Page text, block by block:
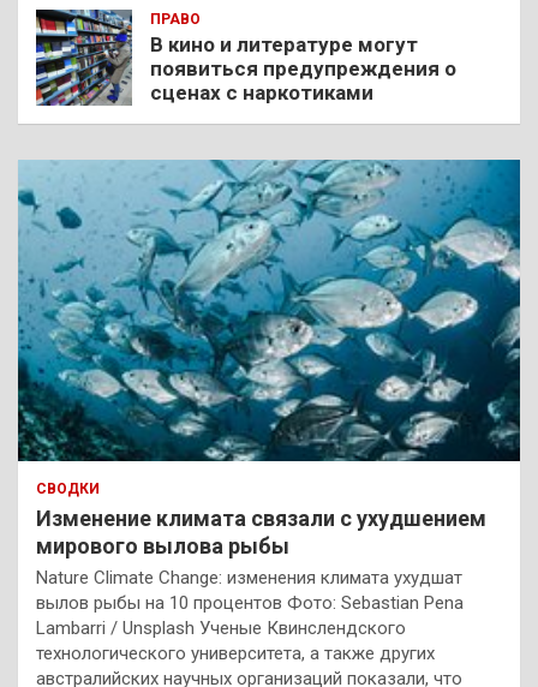
ПРАВО
В кино и литературе могут
появиться предупреждения о
сценах с наркотиками
СВОДКИ
Изменение климата связали с ухудшением
мирового вылова рыбы
Nature Climate Change: изменения климата ухудшат
вылов рыбы на 10 процентов Фото: Sebastian Pena
Lambarri / Unsplash Ученые Квинслендского
технологического университета, а также других
австралийских научных организаций показали, что